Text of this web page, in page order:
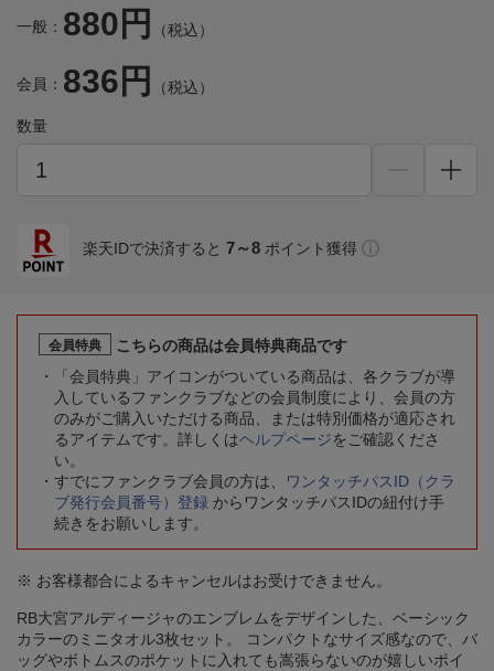
一般： 880円 （税込）
会員： 836円 （税込）
数量
楽天IDで決済すると 7～8 ポイント獲得
会員特典
こちらの商品は会員特典商品です
「会員特典」アイコンがついている商品は、各クラブが導
入しているファンクラブなどの会員制度により、会員の方
のみがご購入いただける商品、または特別価格が適応され
るアイテムです。詳しくはヘルプページをご確認くださ
い。
すでにファンクラブ会員の方は、
ワンタッチパスID（クラ
ブ発行会員番号）登録 からワンタッチパスIDの紐付け手
続きをお願いします。
※ お客様都合によるキャンセルはお受けできません。
RB大宮アルディージャのエンブレムをデザインした、ベーシック
カラーのミニタオル3枚セット。 コンパクトなサイズ感なので、バ
ッグやボトムスのポケットに入れても嵩張らないのが嬉しいポイ